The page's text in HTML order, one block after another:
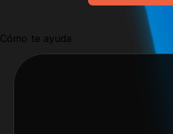
Cómo te ayuda